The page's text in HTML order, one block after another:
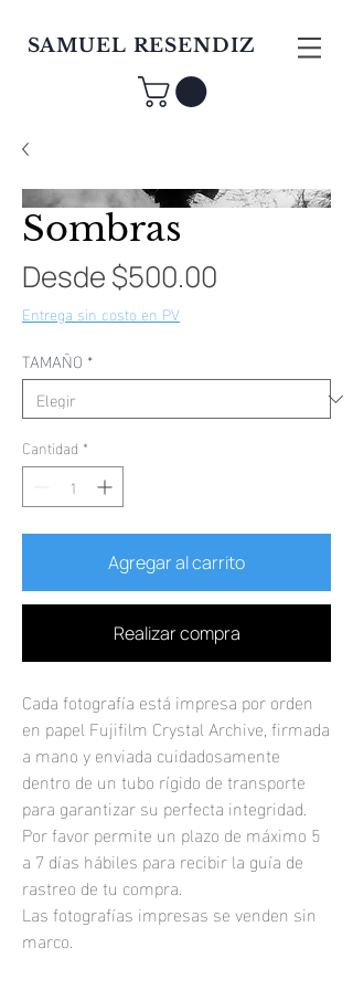
SAMUEL RESENDIZ
Sombras
Desde$500.00
Entrega sin costo en PV
TAMAÑO *
Cantidad *
Agregar al carrito
Realizar compra
Cada fotografía está impresa por orden
en papel Fujifilm Crystal Archive, firmada
a mano y enviada cuidadosamente
dentro de un tubo rígido de transporte
para garantizar su perfecta integridad.
Por favor permite un plazo de máximo 5
a 7 días hábiles para recibir la guía de
rastreo de tu compra.
Las fotografías impresas se venden sin
marco.